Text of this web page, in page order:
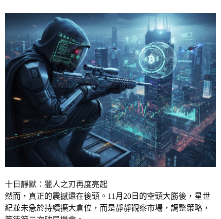
十日靜默：獵人之刃再度亮起
然而，真正的震撼還在後頭。11月20日的空頭大勝後，星世
紀並未急於持續擴大倉位，而是靜靜觀察市場，調整策略，